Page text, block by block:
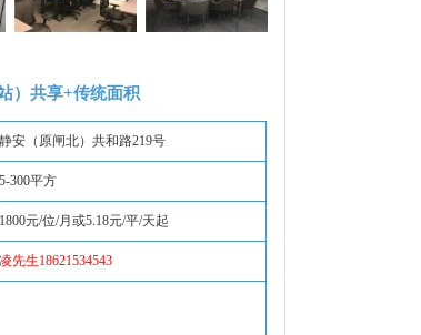
）共享+传统面积
静安（原闸北）共和路219号
5-300平方
1800元/位/月或5.18元/平/天起
凌先生18621534543